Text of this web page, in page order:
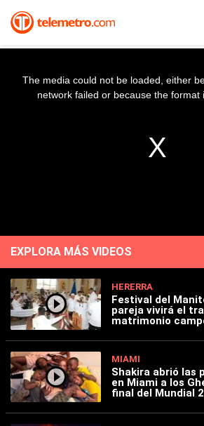
The media could not be loaded, either
network failed or because the format
EXPLORA MÁS VIDEOS
HERERRA
Festival del
pareja vivirá el
matrimonio
MIAMI
Shakira abrió las
en Miami a los
final del Mundial